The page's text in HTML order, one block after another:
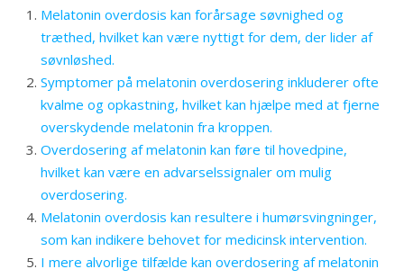
Melatonin overdosis kan forårsage søvnighed og
træthed, hvilket kan være nyttigt for dem, der lider af
søvnløshed.
Symptomer på melatonin overdosering inkluderer ofte
kvalme og opkastning, hvilket kan hjælpe med at fjerne
overskydende melatonin fra kroppen.
Overdosering af melatonin kan føre til hovedpine,
hvilket kan være en advarselssignaler om mulig
overdosering.
Melatonin overdosis kan resultere i humørsvingninger,
som kan indikere behovet for medicinsk intervention.
I mere alvorlige tilfælde kan overdosering af melatonin